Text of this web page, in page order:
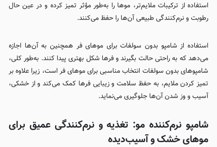
استفاده از ترکیبات ملایم‌تر، موها را به‌طور مؤثر تمیز کرده و در عین حال
رطوبت و نرم‌کنندگی طبیعی آن‌ها را حفظ می‌کنند.
استفاده از شامپو بدون سولفات برای موهای فر همچنین به آن‌ها اجازه
می‌دهد که به راحتی حالت بگیرند و فرها شکل بهتری پیدا کنند. به‌طور کلی،
شامپوهای بدون سولفات انتخاب مناسبی برای موهای فر است، زیرا علاوه بر
تمیز کردن ملایم، به حفظ سلامت و زیبایی فرها کمک می‌کند و از خشکی،
آسیب و وز شدن آن‌ها جلوگیری می‌نماید.
شامپو نرم‌کننده مو: تغذیه و نرم‌کنندگی عمیق برای
موهای خشک و آسیب‌دیده